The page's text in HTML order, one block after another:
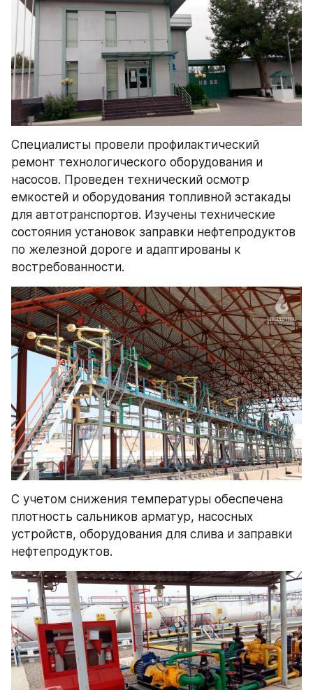
Специалисты провели профилактический
ремонт технологического оборудования и
насосов. Проведен технический осмотр
емкостей и оборудования топливной эстакады
для автотранспортов. Изучены технические
состояния установок заправки нефтепродуктов
по железной дороге и адаптированы к
востребованности.
С учетом снижения температуры обеспечена
плотность сальников арматур, насосных
устройств, оборудования для слива и заправки
нефтепродуктов.